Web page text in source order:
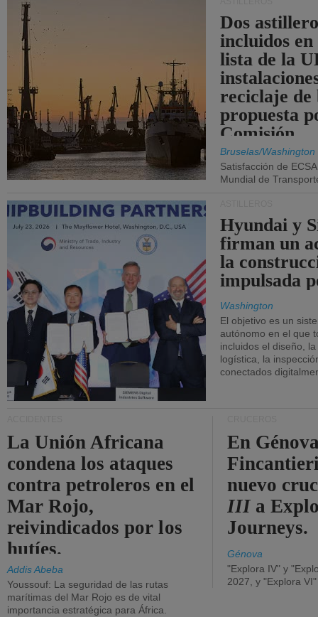
Dos
incluidos
lista de la
reciclaje de
propuesta
Comisión.
Bruselas/Washington
Satisfacción de
Mundial de
Hyundai y
firman un
la
impulsada
Washington
El objetivo es un
autónomo en el que
incluidos el diseño,
logística, la
conectados
La Unión Africana
condena los ataques
contra petroleros en el
Mar Rojo,
reivindicados por los
hutíes.
Addis Abeba
Youssouf: La seguridad de las rutas
marítimas del Mar Rojo es de vital
importancia estratégica para África.
En
nuevo
III a
Journeys.
Génova
"Explora IV" y
2027, y "Explora